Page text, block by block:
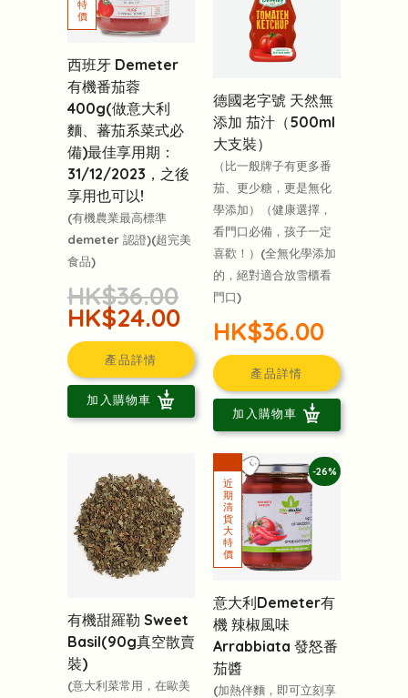
西班牙 Demeter
有機番茄蓉
400g(做意大利
麵、蕃茄系菜式必
備)最佳享用期：
31/12/2023，之後
享用也可以!
(有機農業最高標準
demeter 認證)(超完美
食品)
HK$36.00
HK$24.00
產品詳情
加入購物車
德國老字號 天然無
添加 茄汁（500ml
大支裝）
（比一般牌子有更多番
茄、更少糖，更是無化
學添加）（健康選擇，
看門口必備，孩子一定
喜歡！）(全無化學添加
的，絕對適合放雪櫃看
門口)
HK$36.00
產品詳情
加入購物車
有機甜羅勒 Sweet
Basil(90g真空散賣
裝)
(意大利菜常用，在歐美
-26%
意大利Demeter有
機 辣椒風味
Arrabbiata 發怒番
茄醬
(加熱伴麵，即可立刻享